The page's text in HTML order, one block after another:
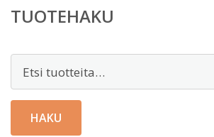
TUOTEHAKU
Etsi:
HAKU